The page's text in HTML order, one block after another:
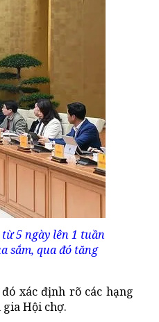
5 ngày lên 1 tuần
sắm, qua đó tăng
xác định rõ các hạng
Hội chợ.